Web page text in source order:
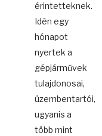
érintetteknek.
Idén egy
hónapot
nyertek a
gépjárművek
tulajdonosai,
üzembentartói,
ugyanis a
több mint